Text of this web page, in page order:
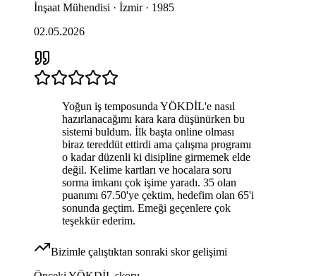
İnşaat Mühendisi · İzmir · 1985
02.05.2026
Yoğun iş temposunda YÖKDİL'e nasıl
hazırlanacağımı kara kara düşünürken bu
sistemi buldum. İlk başta online olması
biraz tereddüt ettirdi ama çalışma programı
o kadar düzenli ki disipline girmemek elde
değil. Kelime kartları ve hocalara soru
sorma imkanı çok işime yaradı. 35 olan
puanımı 67.50'ye çektim, hedefim olan 65'i
sonunda geçtim. Emeği geçenlere çok
teşekkür ederim.
Bizimle çalıştıktan sonraki skor gelişimi